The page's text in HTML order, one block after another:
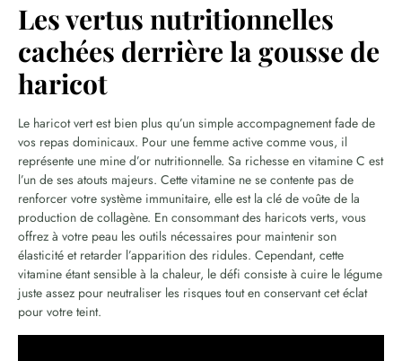
Les vertus nutritionnelles
cachées derrière la gousse de
haricot
Le haricot vert est bien plus qu’un simple accompagnement fade de
vos repas dominicaux. Pour une femme active comme vous, il
représente une mine d’or nutritionnelle. Sa richesse en vitamine C est
l’un de ses atouts majeurs. Cette vitamine ne se contente pas de
renforcer votre système immunitaire, elle est la clé de voûte de la
production de collagène. En consommant des haricots verts, vous
offrez à votre peau les outils nécessaires pour maintenir son
élasticité et retarder l’apparition des ridules. Cependant, cette
vitamine étant sensible à la chaleur, le défi consiste à cuire le légume
juste assez pour neutraliser les risques tout en conservant cet éclat
pour votre teint.